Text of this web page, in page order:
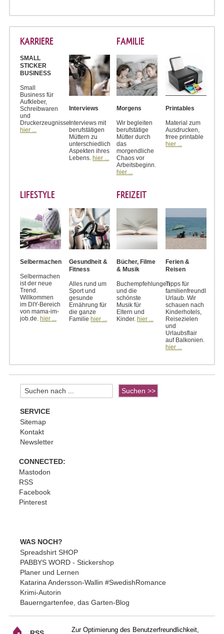
Zur Optimierung des Benutzerfreundlichkeit,
KARRIERE
SMALL
STICKER
BUSINESS
Small
Business für
Aufkleber,
Schreibwaren
und
Druckerzeugnisse
hier ...
Interviews
Interviews mit
berufstätigen
Müttern zu
unterschiedlichen
Aspekten ihres
Lebens. hier ...
FAMILIE
Morgens
Wir begleiten
berufstätige
Mütter durch
das
morgendliche
Chaos vor
Arbeitsbeginn.
hier ...
Printables
Material zum
Ausdrucken,
frree printable
hier ...
LIFESTYLE
Selbermachen
Selbermachen
ist der neue
Trend.
Willkommen
im DIY-Bereich
von mama-im-
job.de. hier ...
Gesundheit &
Fitness
Alles rund um
Sport und
gesunde
Ernährung für
die ganze
Familie hier ...
FREIZEIT
Bücher, Filme
& Musik
Buchempfehlungen
und die
schönste
Musik für
Eltern und
Kinder. hier ...
Ferien &
Reisen
Tipps für
familienfreundlichen
Urlaub. Wir
schauen nach
Kinderhotels,
Reisezielen
und
Urlaubsflair
auf Balkonien.
hier ...
SERVICE
Sitemap
Kontakt
Newsletter
CONNECTED:
Mastodon
RSS
Facebook
Pinterest
WAS NOCH?
Spreadshirt SHOP
PABBYS WORD - Stickershop
Planer und Lernen
Katarina Andersson-Wallin #SwedishRomance
Krimi-Autorin
Bauerngartenfee, das Garten-Blog